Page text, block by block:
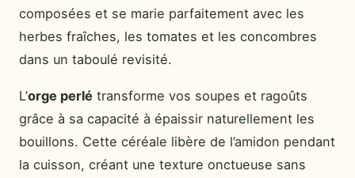
composées et se marie parfaitement avec les
herbes fraîches, les tomates et les concombres
dans un taboulé revisité.
L’orge perlé transforme vos soupes et ragoûts
grâce à sa capacité à épaissir naturellement les
bouillons. Cette céréale libère de l’amidon pendant
la cuisson, créant une texture onctueuse sans